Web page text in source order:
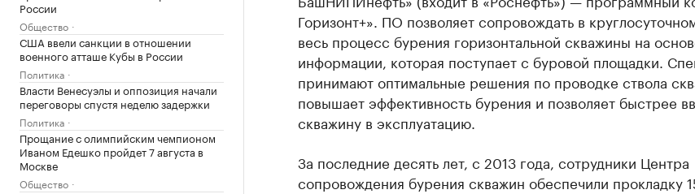
России
Общество
США ввели санкции в отношении
военного атташе Кубы в России
Политика
Власти Венесуэлы и оппозиция начали
переговоры спустя неделю задержки
Политика
Прощание с олимпийским чемпионом
Иваном Едешко пройдет 7 августа в
Москве
Общество
Горизонт+». ПО позволяет сопровождать в
весь процесс бурения горизонтальной скважины на
информации, которая поступает с буровой площадки.
принимают оптимальные решения по проводке ствола
повышает эффективность бурения и позволяет быстрее
скважину в эксплуатацию.
За последние десять лет, с 2013 года, сотрудники Центра
сопровождения бурения скважин обеспечили прокладку